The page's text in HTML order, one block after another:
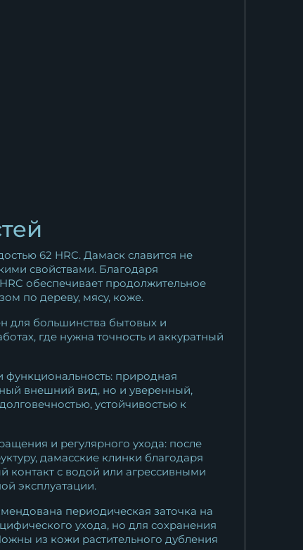
62 HRC. Дамаск славится не
свойствами. Благодаря
обеспечивает продолжительное
по дереву, мясу, коже.
для большинства бытовых и
где нужна точность и аккуратный
функциональность: природная
внешний вид, но и уверенный,
устойчивостью к
и регулярного ухода: после
дамасские клинки благодаря
контакт с водой или агрессивными
эксплуатации.
периодическая заточка на
ухода, но для сохранения
из кожи растительного дубления